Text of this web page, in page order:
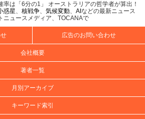
は「6分の1」 オーストラリアの哲学者が算出！
惑星、 核戦争、 気候変動、 AI などの最新ニュース
ニュースメディア、TOCANAで
広告のお問い合わせ
会社概要
著者一覧
月別アーカイブ
キーワード索引